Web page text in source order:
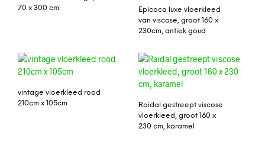
70 x 300 cm.
Epicoco luxe vloerkleed
van viscose, groot 160 x
230cm, antiek goud
vintage vloerkleed rood
210cm x 105cm
Raidal gestreept viscose
vloerkleed, groot 160 x
230 cm, karamel